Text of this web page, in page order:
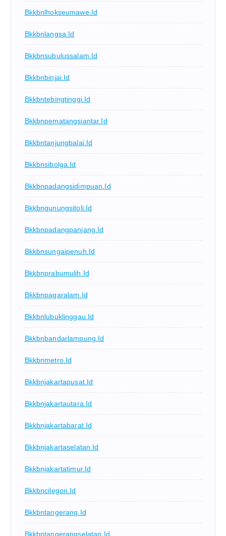
Bkkbnlhokseumawe.id
Bkkbnlangsa.id
Bkkbnsubulussalam.id
Bkkbnbinjai.id
Bkkbntebingtinggi.id
Bkkbnpematangsiantar.id
Bkkbntanjungbalai.id
Bkkbnsibolga.id
Bkkbnpadangsidimpuan.id
Bkkbngunungsitoli.id
Bkkbnpadangpanjang.id
Bkkbnsungaipenuh.id
Bkkbnprabumulih.id
Bkkbnpagaralam.id
Bkkbnlubuklinggau.id
Bkkbnbandarlampung.id
Bkkbnmetro.id
Bkkbnjakartapusat.id
Bkkbnjakartautara.id
Bkkbnjakartabarat.id
Bkkbnjakartaselatan.id
Bkkbnjakartatimur.id
Bkkbncilegon.id
Bkkbntangerang.id
Bkkbntangerangselatan.id